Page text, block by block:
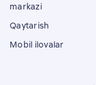
markazi
Qaytarish
Mobil ilovalar